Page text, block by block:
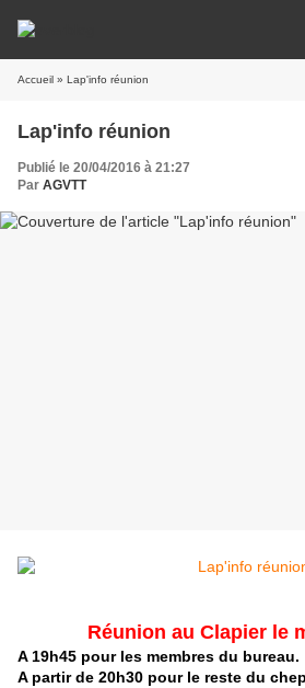
Accueil » Lap'info réunion
Lap'info réunion
Publié le 20/04/2016 à 21:27
Par AGVTT
Réunion au Clapier le
A 19h45 pour les membres du bureau.
A partir de 20h30 pour le reste du